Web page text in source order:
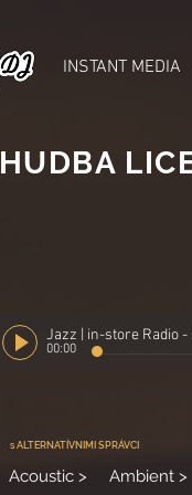
INSTANT MEDIA
HUDBA
Jazz | in-store Radio-
00:00
Acoustic >
Ambient >
s ALTERNATÍVNIMI SPRÁVCI